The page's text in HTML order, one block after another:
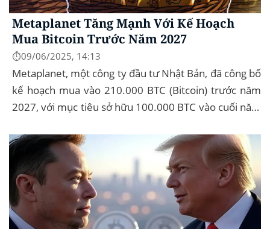
Metaplanet Tăng Mạnh Với Kế Hoạch
Mua Bitcoin Trước Năm 2027
⏱️09/06/2025, 14:13
Metaplanet, một công ty đầu tư Nhật Bản, đã công bố
kế hoạch mua vào 210.000 BTC (Bitcoin) trước năm
2027, với mục tiêu sở hữu 100.000 BTC vào cuối năm